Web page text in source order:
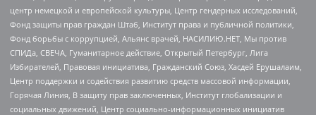
центр немецкой и европейской культуры, Центр гендерных исследований,
Фонд защиты прав граждан Штаб, Институт права и публичной политики,
Фонд борьбы с коррупцией, Альянс врачей, НАСИЛИЮ.НЕТ, Мы против
СПИДа, СВЕЧА, Гуманитарное действие, Открытый Петербург, Лига
Избирателей, Правовая инициатива, Гражданский Союз, Хасдей Ерушалаим,
Центр поддержки и содействия развитию средств массовой информации,
Горячая Линия, В защиту прав заключенных, Институт глобализации и
социальных движений, Центр социально-информационных инициатив